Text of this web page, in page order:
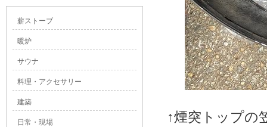
↑煙突トップの
薪ストーブ
暖炉
サウナ
料理・アクセサリー
建築
日常・現場